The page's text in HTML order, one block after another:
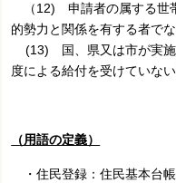
（12) 申請者の属する世
的勢力と関係を有する者で
(13) 国、県又は市が実施
度による給付を受けていな
（用語の定義）
・住民登録：住民基本台